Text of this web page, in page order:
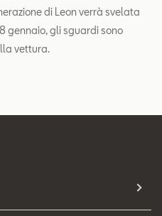
di Leon verrà svelata
gennaio, gli sguardi sono
vettura.